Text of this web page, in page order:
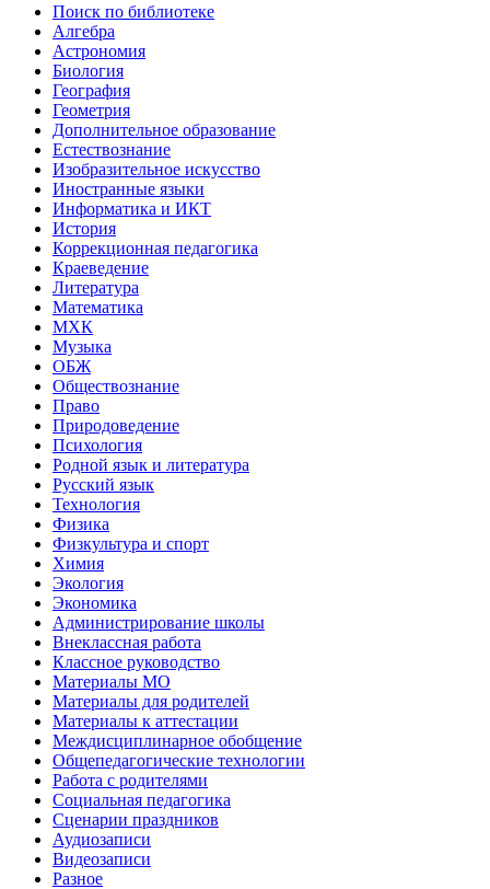
Поиск по библиотеке
Алгебра
Астрономия
Биология
География
Геометрия
Дополнительное образование
Естествознание
Изобразительное искусство
Иностранные языки
Информатика и ИКТ
История
Коррекционная педагогика
Краеведение
Литература
Математика
МХК
Музыка
ОБЖ
Обществознание
Право
Природоведение
Психология
Родной язык и литература
Русский язык
Технология
Физика
Физкультура и спорт
Химия
Экология
Экономика
Администрирование школы
Внеклассная работа
Классное руководство
Материалы МО
Материалы для родителей
Материалы к аттестации
Междисциплинарное обобщение
Общепедагогические технологии
Работа с родителями
Социальная педагогика
Сценарии праздников
Аудиозаписи
Видеозаписи
Разное